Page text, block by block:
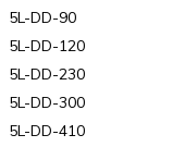
5L-DD-90
5L-DD-120
5L-DD-230
5L-DD-300
5L-DD-410